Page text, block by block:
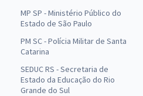
MP SP - Ministério Público do
Estado de São Paulo
PM SC - Polícia Militar de Santa
Catarina
SEDUC RS - Secretaria de
Estado da Educação do Rio
Grande do Sul